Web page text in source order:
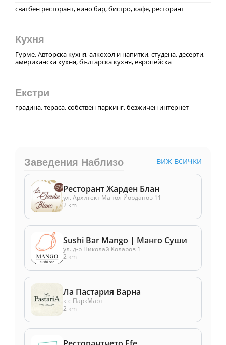
сватбен ресторант, вино бар, бистро, кафе, ресторант
Кухня
Гурме, Авторска кухня, алкохол и напитки, студена, десерти,
американска кухня, българска кухня, европейска
Екстри
градина, тераса, собствен паркинг, безжичен интернет
Заведения Наблизо виж всички
Ресторант Жарден Блан
ул. Архитект Манол Йорданов 11
2 km
Sushi Bar Mango | Манго Суши
ул. д-р Николай Коларов 1
2 km
Ла Пастария Варна
к-с ПаркМарт
2 km